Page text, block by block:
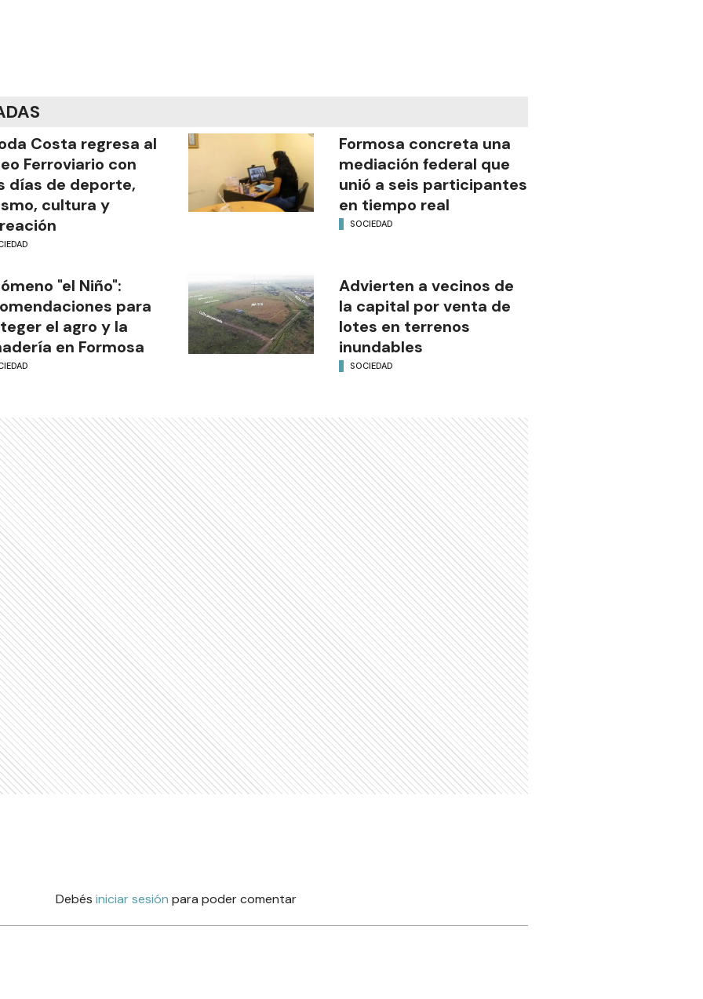
Costa regresa al
Ferroviario con
días de deporte,
cultura y
Formosa concreta una
mediación federal que
unió a seis participantes
en tiempo real
SOCIEDAD
"el Niño":
para
el agro y la
en Formosa
Advierten a vecinos de
la capital por venta de
lotes en terrenos
inundables
SOCIEDAD
Debés iniciar sesión para poder comentar